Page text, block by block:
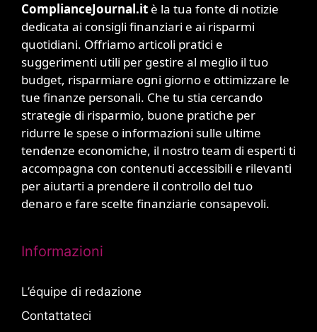
ComplianceJournal.it è la tua fonte di notizie
dedicata ai consigli finanziari e ai risparmi
quotidiani. Offriamo articoli pratici e
suggerimenti utili per gestire al meglio il tuo
budget, risparmiare ogni giorno e ottimizzare le
tue finanze personali. Che tu stia cercando
strategie di risparmio, buone pratiche per
ridurre le spese o informazioni sulle ultime
tendenze economiche, il nostro team di esperti ti
accompagna con contenuti accessibili e rilevanti
per aiutarti a prendere il controllo del tuo
denaro e fare scelte finanziarie consapevoli.
Informazioni
L’équipe di redazione
Contattateci